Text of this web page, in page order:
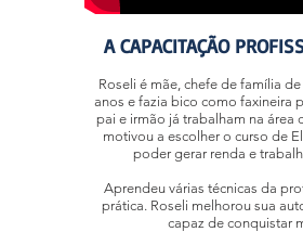
A CAPACITAÇÃO
Roseli é mãe, chefe de família
anos e fazia bico como faxineira
pai e irmão já trabalham na área
motivou a escolher o curso de
poder gerar renda e
Aprendeu várias técnicas da
prática. Roseli melhorou sua
capaz de conquistar